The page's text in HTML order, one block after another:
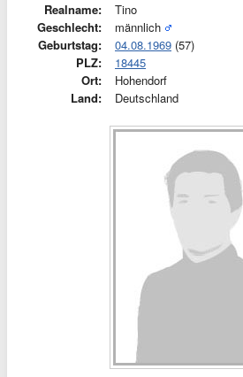
Realname:
Tino
Geschlecht:
männlich
Geburtstag:
04.08.1969 (57)
PLZ:
18445
Ort:
Hohendorf
Land:
Deutschland